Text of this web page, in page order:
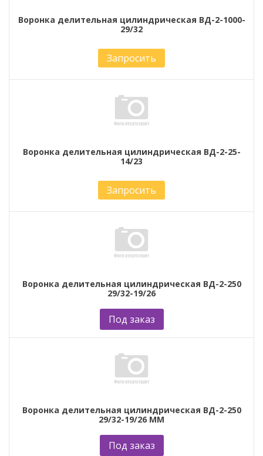
Воронка делительная цилиндрическая ВД-2-1000-
29/32
Запросить
Воронка делительная цилиндрическая ВД-2-25-
14/23
Запросить
Воронка делительная цилиндрическая ВД-2-250
29/32-19/26
Под заказ
Воронка делительная цилиндрическая ВД-2-250
29/32-19/26 ММ
Под заказ